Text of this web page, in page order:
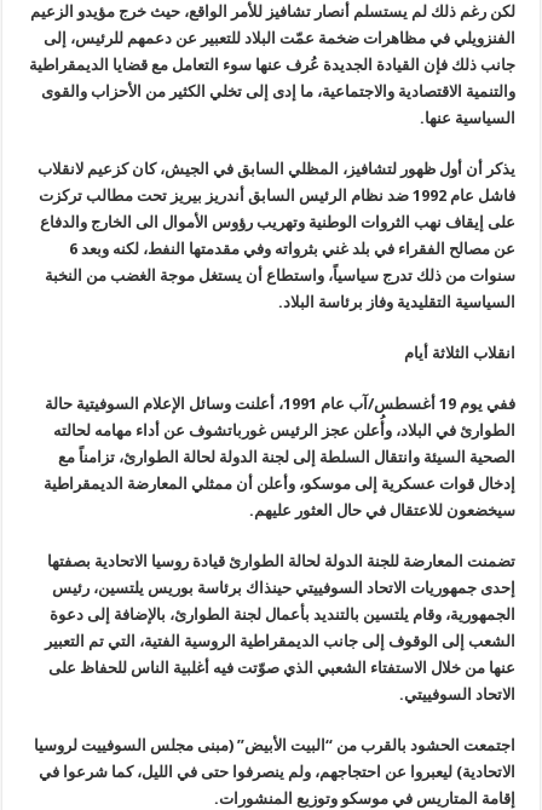
لكن رغم ذلك لم يستسلم أنصار تشافيز للأمر الواقع، حيث خرج مؤيدو الزعيم
الفنزويلي في مظاهرات ضخمة عمّت البلاد للتعبير عن دعمهم للرئيس، إلى
جانب ذلك فإن القيادة الجديدة عُرف عنها سوء التعامل مع قضايا الديمقراطية
والتنمية الاقتصادية والاجتماعية، ما إدى إلى تخلي الكثير من الأحزاب والقوى
السياسية عنها.
يذكر أن أول ظهور لتشافيز، المظلي السابق في الجيش، كان كزعيم لانقلاب
فاشل عام 1992 ضد نظام الرئيس السابق أندريز بيريز تحت مطالب تركزت
على إيقاف نهب الثروات الوطنية وتهريب رؤوس الأموال الى الخارج والدفاع
عن مصالح الفقراء في بلد غني بثرواته وفي مقدمتها النفط، لكنه وبعد 6
سنوات من ذلك تدرج سياسياً، واستطاع أن يستغل موجة الغضب من النخبة
السياسية التقليدية وفاز برئاسة البلاد.
انقلاب الثلاثة أيام
ففي يوم 19 أغسطس/آب عام 1991، أعلنت وسائل الإعلام السوفيتية حالة
الطوارئ في البلاد، وأُعلن عجز الرئيس غورباتشوف عن أداء مهامه لحالته
الصحية السيئة وانتقال السلطة إلى لجنة الدولة لحالة الطوارئ، تزامناً مع
إدخال قوات عسكرية إلى موسكو، وأعلن أن ممثلي المعارضة الديمقراطية
سيخضعون للاعتقال في حال العثور عليهم.
تضمنت المعارضة للجنة الدولة لحالة الطوارئ قيادة روسيا الاتحادية بصفتها
إحدى جمهوريات الاتحاد السوفييتي حينذاك برئاسة بوريس يلتسين، رئيس
الجمهورية، وقام يلتسين بالتنديد بأعمال لجنة الطوارئ، بالإضافة إلى دعوة
الشعب إلى الوقوف إلى جانب الديمقراطية الروسية الفتية، التي تم التعبير
عنها من خلال الاستفتاء الشعبي الذي صوّتت فيه أغلبية الناس للحفاظ على
الاتحاد السوفييتي.
اجتمعت الحشود بالقرب من “البيت الأبيض” (مبنى مجلس السوفييت لروسيا
الاتحادية)ليعبروا عن احتجاجهم، ولم ينصرفوا حتى في الليل، كما شرعوا في
إقامة المتاريس في موسكو وتوزيع المنشورات.